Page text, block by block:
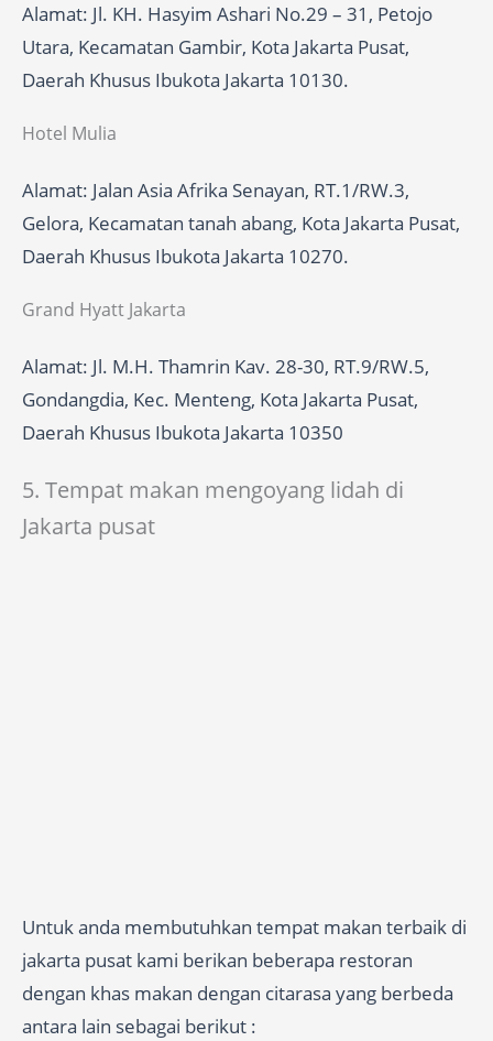
Alamat: Jl. KH. Hasyim Ashari No.29 – 31, Petojo
Utara, Kecamatan Gambir, Kota Jakarta Pusat,
Daerah Khusus Ibukota Jakarta 10130.
Hotel Mulia
Alamat: Jalan Asia Afrika Senayan, RT.1/RW.3,
Gelora, Kecamatan tanah abang, Kota Jakarta Pusat,
Daerah Khusus Ibukota Jakarta 10270.
Grand Hyatt Jakarta
Alamat: Jl. M.H. Thamrin Kav. 28-30, RT.9/RW.5,
Gondangdia, Kec. Menteng, Kota Jakarta Pusat,
Daerah Khusus Ibukota Jakarta 10350
5. Tempat makan mengoyang lidah di
Jakarta pusat
Untuk anda membutuhkan tempat makan terbaik di
jakarta pusat kami berikan beberapa restoran
dengan khas makan dengan citarasa yang berbeda
antara lain sebagai berikut :